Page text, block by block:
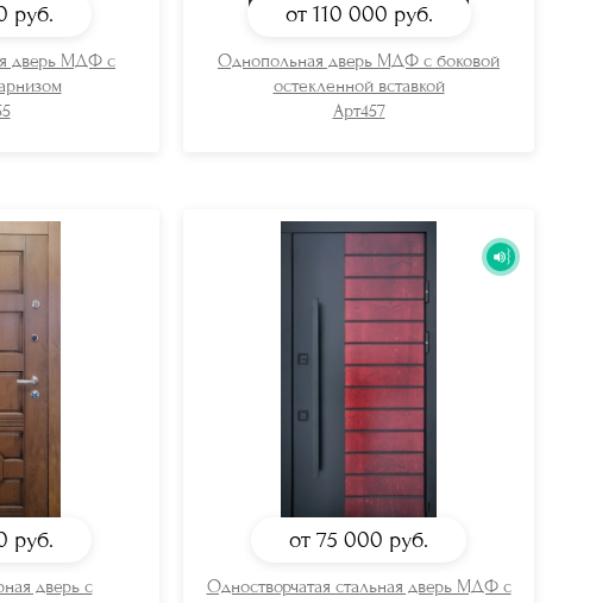
руб.
дверь МДФ с
от 110 000 руб.
Однопольная дверь МДФ с боковой
остекленной вставкой
Арт457
руб.
дверь с
от 75 000 руб.
Одностворчатая стальная дверь МДФ с